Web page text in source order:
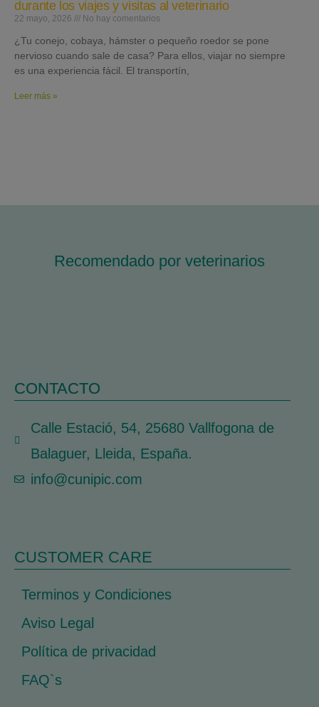
durante los viajes y visitas al veterinario
22 mayo, 2026 No hay comentarios
¿Tu conejo, cobaya, hámster o pequeño roedor se pone
nervioso cuando sale de casa? Para ellos, viajar no siempre
es una experiencia fácil. El transportín,
Leer más »
Recomendado por veterinarios
CONTACTO
Calle Estació, 54, 25680 Vallfogona de
Balaguer, Lleida, España.
info@cunipic.com
CUSTOMER CARE
Terminos y Condiciones
Aviso Legal
Política de privacidad
FAQ`s